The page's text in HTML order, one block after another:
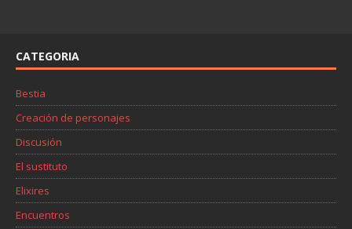
CATEGORIA
Bestia
Creación de personajes
Discusión
El sustituto
Elixires
Encuentros